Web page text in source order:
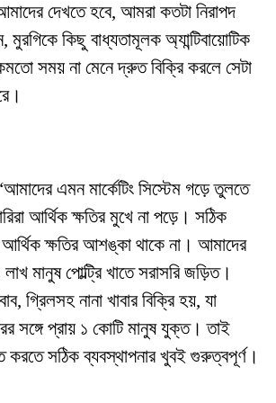
দেখতে হবে, আমরা কতটা নিরাপদ
মুরগিকে কিছু বাধ্যতামূলক অ্যান্টিবায়োটিক
সময় না মেনে দ্রুত বিক্রি করলে সেটা
এমন মার্কেটিং সিস্টেম গড়ে তুলতে
আর্থিক ক্ষতির মুখে না পড়ে। সঠিক
আর্থিক ক্ষতির আশঙ্কা থাকে না। আমাদের
মানুষ পোল্ট্রি খাতে সরাসরি জড়িত।
গ্রিলসহ নানা খাবার বিক্রি হয়, যা
সঙ্গে প্রায় ১ কোটি মানুষ যুক্ত। তাই
সঠিক ব্যবস্থাপনার খুবই গুরুত্বপূর্ণ।